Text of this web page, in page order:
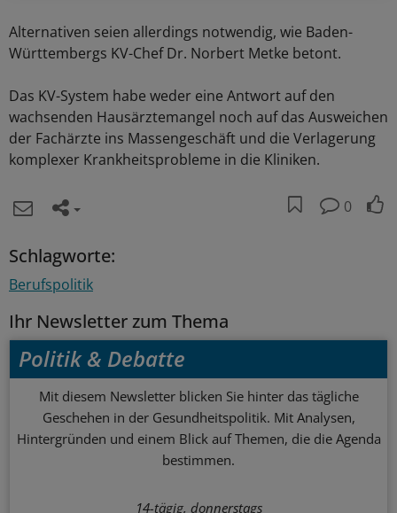
Alternativen seien allerdings notwendig, wie Baden-
Württembergs KV-Chef Dr. Norbert Metke betont.
Das KV-System habe weder eine Antwort auf den
wachsenden Hausärztemangel noch auf das Ausweichen
der Fachärzte ins Massengeschäft und die Verlagerung
komplexer Krankheitsprobleme in die Kliniken.
0
Schlagworte:
Berufspolitik
Ihr Newsletter zum Thema
Politik & Debatte
Mit diesem Newsletter blicken Sie hinter das tägliche
Geschehen in der Gesundheitspolitik. Mit Analysen,
Hintergründen und einem Blick auf Themen, die die Agenda
bestimmen.
14-tägig, donnerstags